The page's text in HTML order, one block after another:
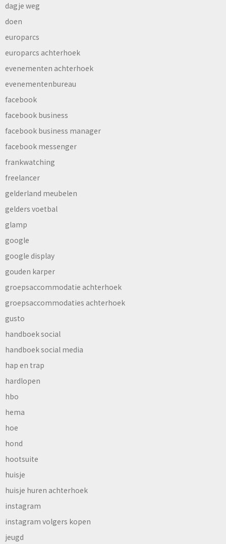
dagje weg
doen
europarcs
europarcs achterhoek
evenementen achterhoek
evenementenbureau
facebook
facebook business
facebook business manager
facebook messenger
frankwatching
freelancer
gelderland meubelen
gelders voetbal
glamp
google
google display
gouden karper
groepsaccommodatie achterhoek
groepsaccommodaties achterhoek
gusto
handboek social
handboek social media
hap en trap
hardlopen
hbo
hema
hoe
hond
hootsuite
huisje
huisje huren achterhoek
instagram
instagram volgers kopen
jeugd